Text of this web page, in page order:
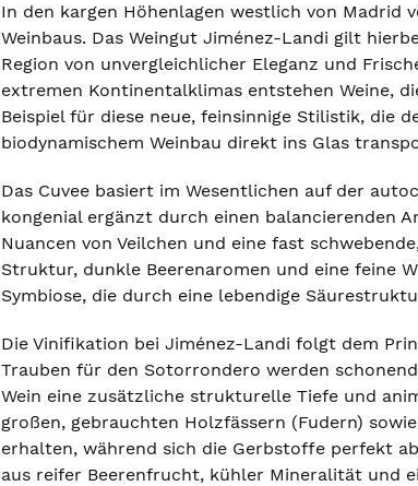
In den kargen Höhenlagen westlich von Madrid
Weinbaus. Das Weingut Jiménez-Landi gilt
Region von unvergleichlicher Eleganz und
extremen Kontinentalklimas entstehen Weine,
Beispiel für diese neue, feinsinnige Stilistik, die
biodynamischem Weinbau direkt ins Glas
Das Cuvee basiert im Wesentlichen auf der
kongenial ergänzt durch einen balancierenden
Nuancen von Veilchen und eine fast
Struktur, dunkle Beerenaromen und eine feine
Symbiose, die durch eine lebendige
Die Vinifikation bei Jiménez-Landi folgt dem
Trauben für den Sotorrondero werden
Wein eine zusätzliche strukturelle Tiefe und
großen, gebrauchten Holzfässern (Fudern)
erhalten, während sich die Gerbstoffe perfekt
aus reifer Beerenfrucht, kühler Mineralität und